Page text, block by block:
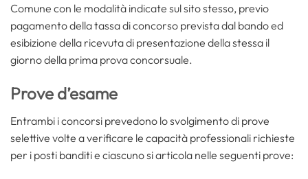
Comune con le modalità indicate sul sito stesso, previo
pagamento della tassa di concorso prevista dal bando ed
esibizione della ricevuta di presentazione della stessa il
giorno della prima prova concorsuale.
Prove d’esame
Entrambi i concorsi prevedono lo svolgimento di prove
selettive volte a verificare le capacità professionali richieste
per i posti banditi e ciascuno si articola nelle seguenti prove: